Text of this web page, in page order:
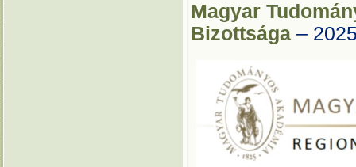
Magyar
Bizottsága –